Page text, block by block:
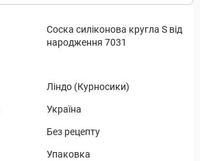
Соска силіконова кругла S від
народження 7031
Ліндо (Курносики)
Україна
Без рецепту
Упаковка